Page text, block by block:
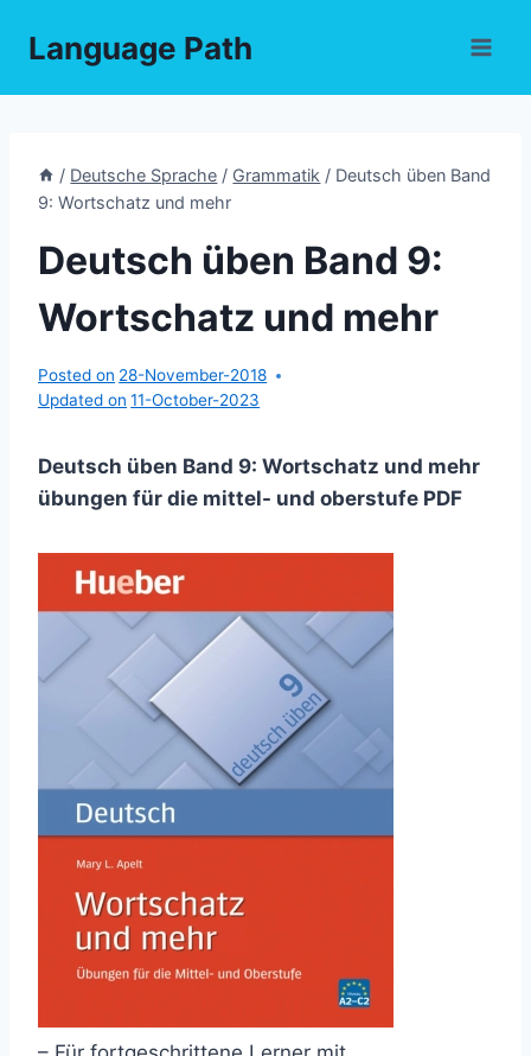
Language Path
/ Deutsche Sprache / Grammatik / Deutsch üben Band
9: Wortschatz und mehr
Deutsch üben Band 9:
Wortschatz und mehr
Posted on 28-November-2018
Updated on 11-October-2023
Deutsch üben Band 9: Wortschatz und mehr
übungen für die mittel- und oberstufe PDF